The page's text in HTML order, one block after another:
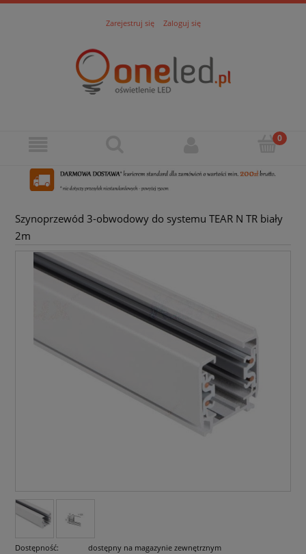
Zarejestruj się Zaloguj się
Szynoprzewód 3-obwodowy do systemu TEAR N TR biały
2m
Dostępność:
dostępny na magazynie zewnętrznym